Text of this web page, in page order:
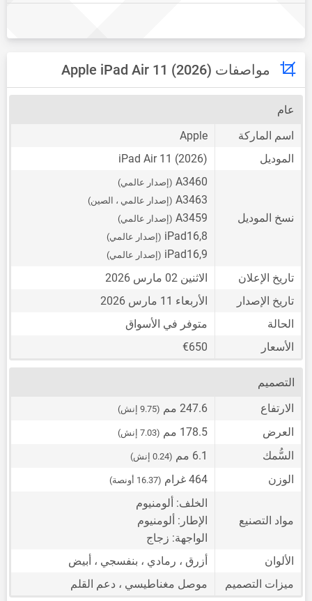
مواصفات Apple iPad Air 11 (2026)
عام
اسم الماركة
Apple
الموديل
iPad Air 11 (2026)
نسخ الموديل
A3460 (إصدار عالمي)
A3463 (إصدار عالمي ، الصين)
A3459 (إصدار عالمي)
iPad16,8 (إصدار عالمي)
iPad16,9 (إصدار عالمي)
تاريخ الإعلان
الاثنين 02 مارس 2026
تاريخ الإصدار
الأربعاء 11 مارس 2026
الحالة
متوفر في الأسواق
الأسعار
€650
التصميم
الارتفاع
247.6 مم (9.75 إنش)
العرض 178.5 مم (7.03 إنش)
السُّمك 6.1 مم (0.24 إنش)
الوزن 464 غرام (16.37 أونصة)
مواد التصنيع
الخلف: ألومنيوم
الإطار: ألومنيوم
الواجهة: زجاج
الألوان
أزرق ، رمادي ، بنفسجي ، أبيض
ميزات التصميم
موصل مغناطيسي ، دعم القلم